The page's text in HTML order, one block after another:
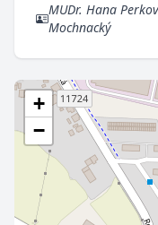
MUDr. Hana
Mochnacký
+
−